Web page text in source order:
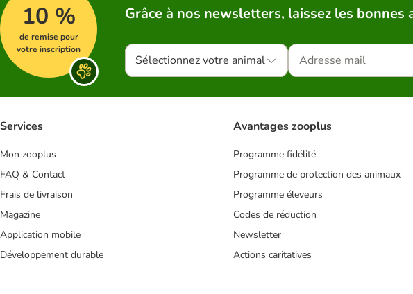
10 %
de remise pour
votre inscription
Grâce à nos newsletters, laissez les
Sélectionnez votre animal
Services
Mon zooplus
FAQ & Contact
Frais de livraison
Magazine
Application mobile
Développement durable
Avantages zooplus
Programme fidélité
Programme de protection des animaux
Programme éleveurs
Codes de réduction
Newsletter
Actions caritatives